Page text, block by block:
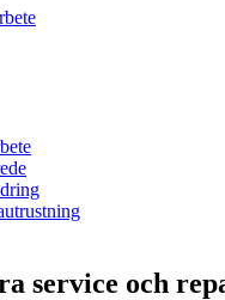
service och